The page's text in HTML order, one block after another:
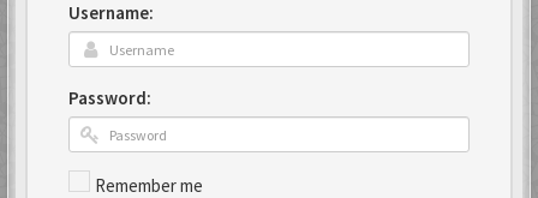
Username:
Password:
Remember me